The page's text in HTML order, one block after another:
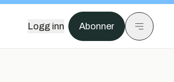
Logg inn Abonner